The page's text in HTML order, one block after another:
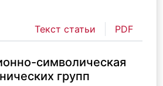
Текст статьи
PDF
символическая
групп